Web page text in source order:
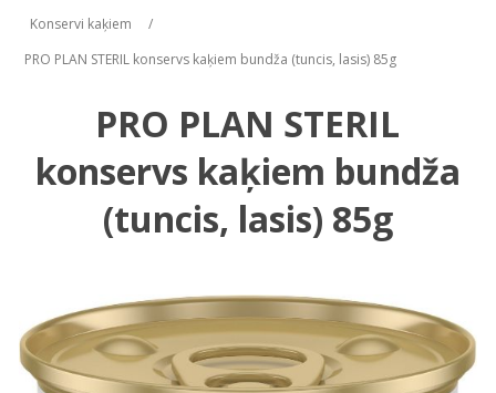
Konservi kaķiem
/
PRO PLAN STERIL konservs kaķiem bundža (tuncis, lasis) 85g
PRO PLAN STERIL
konservs kaķiem bundža
(tuncis, lasis) 85g